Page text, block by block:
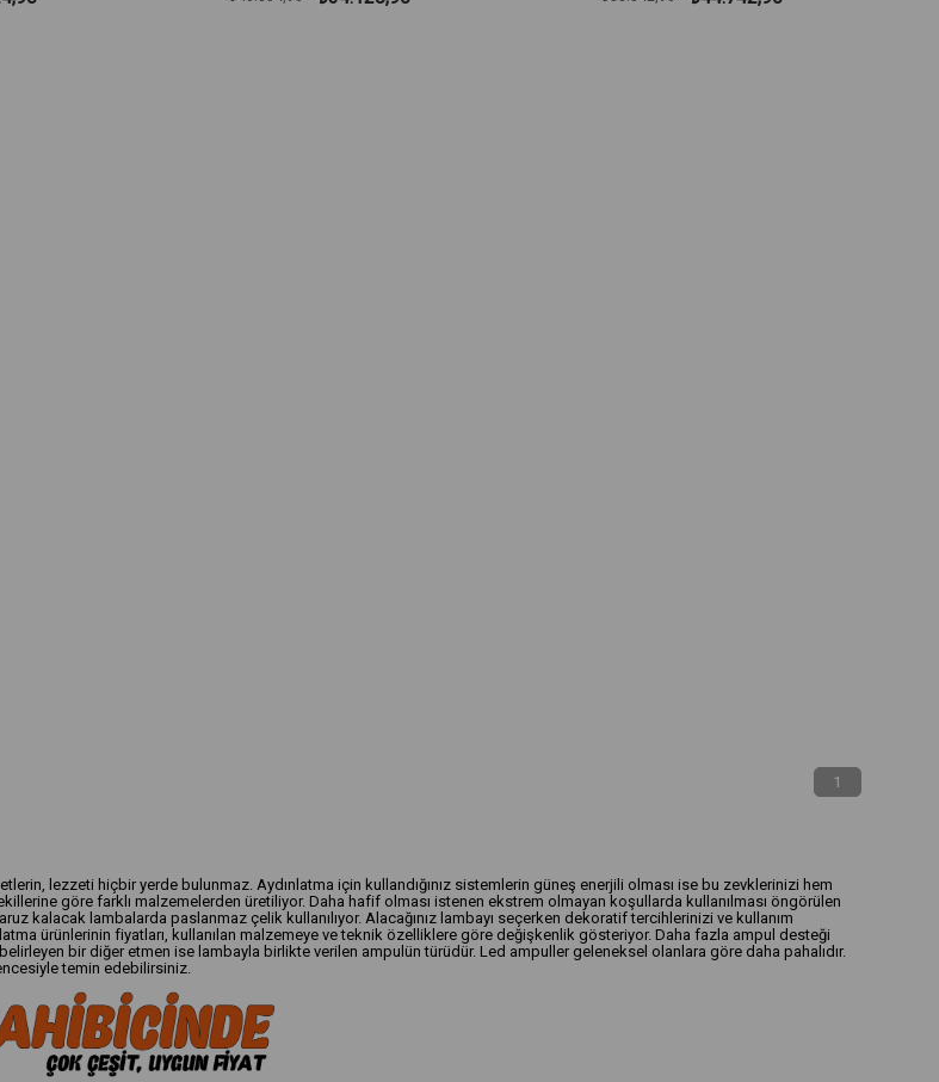
1
lezzeti hiçbir yerde bulunmaz. Aydınlatma için kullandığınız sistemlerin güneş enerjili olması ise bu zevklerinizi hem
göre farklı malzemelerden üretiliyor. Daha hafif olması istenen ekstrem olmayan koşullarda kullanılması öngörülen
kalacak lambalarda paslanmaz çelik kullanılıyor. Alacağınız lambayı seçerken dekoratif tercihlerinizi ve kullanım
ürünlerinin fiyatları, kullanılan malzemeye ve teknik özelliklere göre değişkenlik gösteriyor. Daha fazla ampul desteği
bir diğer etmen ise lambayla birlikte verilen ampulün türüdür. Led ampuller geleneksel olanlara göre daha pahalıdır.
temin edebilirsiniz.